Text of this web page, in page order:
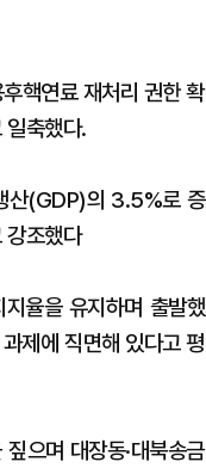
핵연료 재처리 권한 확
일축했다.
산(GDP)의 3.5%로 증
강조했다
율을 유지하며 출발했
제에 직면해 있다고 평
으며 대장동·대북송금